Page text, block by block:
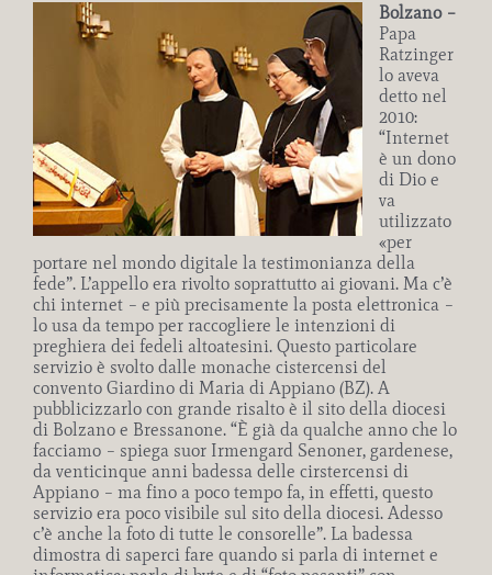
Bolzano –
Papa
Ratzinger
lo aveva
detto nel
2010:
“Internet
è un dono
di Dio e
va
utilizzato
«per
portare nel mondo digitale la testimonianza della
fede”. L’appello era rivolto soprattutto ai giovani. Ma c’è
chi internet – e più precisamente la posta elettronica –
lo usa da tempo per raccogliere le intenzioni di
preghiera dei fedeli altoatesini. Questo particolare
servizio è svolto dalle monache cistercensi del
convento Giardino di Maria di Appiano (BZ). A
pubblicizzarlo con grande risalto è il sito della diocesi
di Bolzano e Bressanone. “È già da qualche anno che lo
facciamo – spiega suor Irmengard Senoner, gardenese,
da venticinque anni badessa delle cirstercensi di
Appiano – ma fino a poco tempo fa, in effetti, questo
servizio era poco visibile sul sito della diocesi. Adesso
c’è anche la foto di tutte le consorelle”. La badessa
dimostra di saperci fare quando si parla di internet e